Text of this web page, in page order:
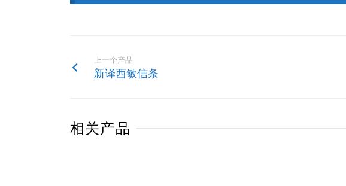
上一个产品
新译西敏信条
相关产品